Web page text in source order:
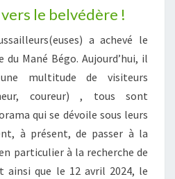
le belvédère !
a achevé le
Mané Bégo. Aujourd’hui, il
multitude de visiteurs
coureur) , tous sont
qui se dévoile sous leurs
à présent, de passer à la
particulier à la recherche de
ainsi que le 12 avril 2024, le